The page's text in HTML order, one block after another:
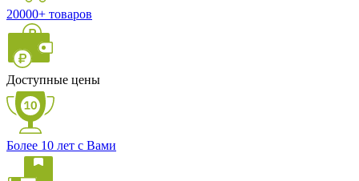
20000+ товаров
Доступные цены
Более 10 лет с Вами